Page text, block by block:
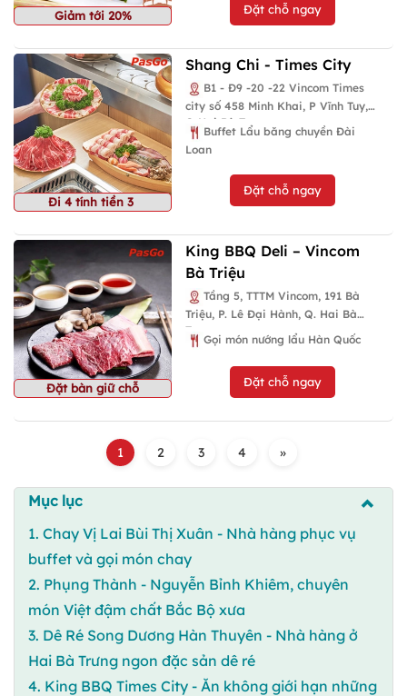
Giảm tới 20% Đặt chỗ ngay
Đi 4 tính tiền 3
Shang Chi - Times City
B1 - Đ9 -20 -22 Vincom Times
city số 458 Minh Khai, P Vĩnh Tuy,
Q Hai Bà Trưng
Buffet Lẩu băng chuyền Đài
Loan
Đặt chỗ ngay
Đặt bàn giữ chỗ
King BBQ Deli – Vincom
Bà Triệu
Tầng 5, TTTM Vincom, 191 Bà
Triệu, P. Lê Đại Hành, Q. Hai Bà
Trưng
Gọi món nướng lẩu Hàn Quốc
Đặt chỗ ngay
1 2 3 4 »
Mục lục
1. Chay Vị Lai Bùi Thị Xuân - Nhà hàng phục vụ
buffet và gọi món chay
2. Phụng Thành - Nguyễn Bỉnh Khiêm, chuyên
món Việt đậm chất Bắc Bộ xưa
3. Dê Ré Song Dương Hàn Thuyên - Nhà hàng ở
Hai Bà Trưng ngon đặc sản dê ré
4. King BBQ Times City - Ăn không giới hạn những